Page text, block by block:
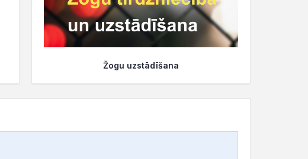
Žogu uzstādīšana